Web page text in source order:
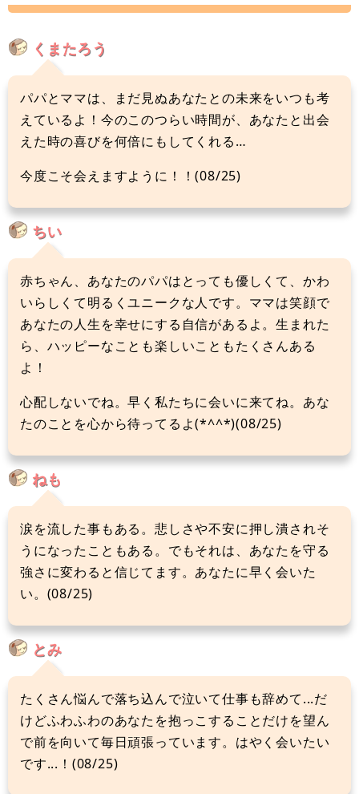
くまたろう
パパとママは、まだ見ぬあなたとの未来をいつも考
えているよ！今のこのつらい時間が、あなたと出会
えた時の喜びを何倍にもしてくれる…
今度こそ会えますように！！(08/25)
ちい
赤ちゃん、あなたのパパはとっても優しくて、かわ
いらしくて明るくユニークな人です。ママは笑顔で
あなたの人生を幸せにする自信があるよ。生まれた
ら、ハッピーなことも楽しいこともたくさんある
よ！
心配しないでね。早く私たちに会いに来てね。あな
たのことを心から待ってるよ(*^^*)(08/25)
ねも
涙を流した事もある。悲しさや不安に押し潰されそ
うになったこともある。でもそれは、あなたを守る
強さに変わると信じてます。あなたに早く会いた
い。(08/25)
とみ
たくさん悩んで落ち込んで泣いて仕事も辞めて...だ
けどふわふわのあなたを抱っこすることだけを望ん
で前を向いて毎日頑張っています。はやく会いたい
です...！(08/25)